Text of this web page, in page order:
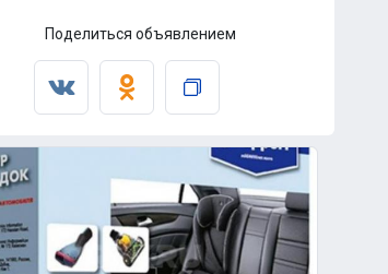
Поделиться объявлением